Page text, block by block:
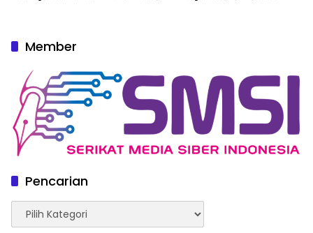
Member
Pencarian
Pencarian